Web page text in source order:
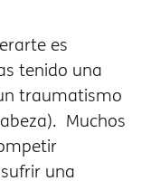
es
tenido una
traumatismo
Muchos
una